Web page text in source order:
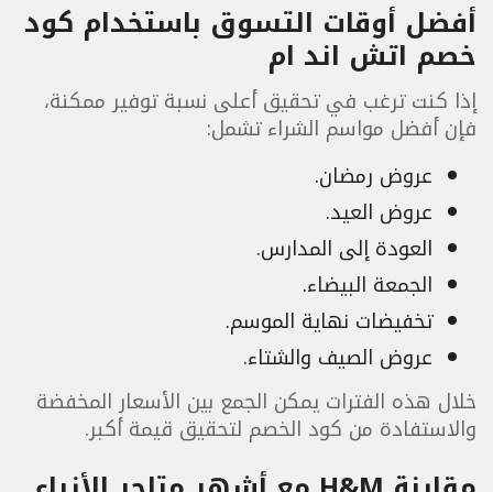
أفضل أوقات التسوق باستخدام كود
خصم اتش اند ام
إذا كنت ترغب في تحقيق أعلى نسبة توفير ممكنة،
فإن أفضل مواسم الشراء تشمل:
عروض رمضان.
عروض العيد.
العودة إلى المدارس.
الجمعة البيضاء.
تخفيضات نهاية الموسم.
عروض الصيف والشتاء.
خلال هذه الفترات يمكن الجمع بين الأسعار المخفضة
والاستفادة من كود الخصم لتحقيق قيمة أكبر.